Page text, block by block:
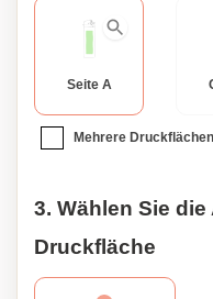
Seite A
Mehrere
3. Wählen Sie
Druckfläche